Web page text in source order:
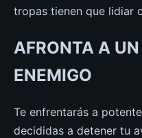
tropas tienen que lidiar
AFRONTA A
ENEMIGO
Te enfrentarás a
decididas a detener tu